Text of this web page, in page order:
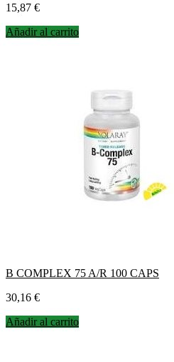
Precio
15,87 €
Añadir al carrito
B COMPLEX 75 A/R 100 CAPS
Precio
30,16 €
Añadir al carrito